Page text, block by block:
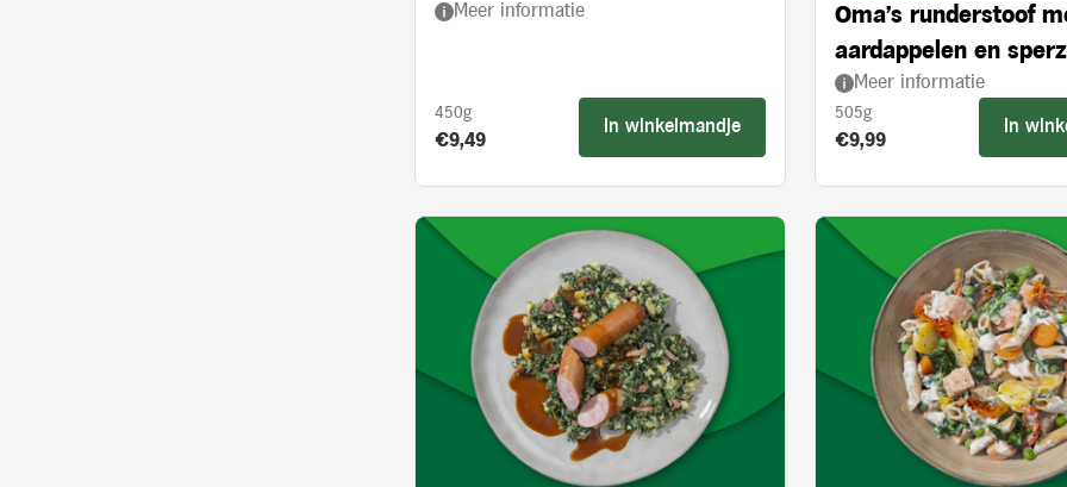
Meer informatie
450g
Product prijs:
€9,49
In winkelmandje
Oma's runderstoof
aardappelen en
Meer informatie
505g
Product prijs:
€9,99
In